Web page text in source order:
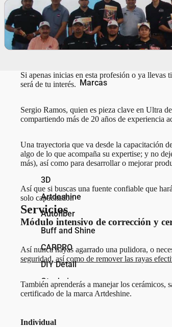
Motor
Pads
Pulidoras
Rines & Llantas
Marcas
3D
Artdeshine
Autofiber
Buff and Shine
CARPRO
DIY Detail
Gtechniq
Gyeon
Si apenas inicias en esta profesión o ya llevas
será de tu interés.
Sergio Ramos, quien es pieza clave en Ultra
compartiendo más de 20 años de experiencia
Una trayectoria que va desde la capacitación
algo de lo que acompaña su expertise; y no
más), así como para desarrollar o mejorar
Así que si buscas una fuente confiable que
solo capacitador.
Servicios
Módulo intensivo de corrección y
Así nunca hayas agarrado una pulidora, o
seguridad, así como de remover las rayas
También aprenderás a manejar los
certificado de la marca Artdeshine.
Individual